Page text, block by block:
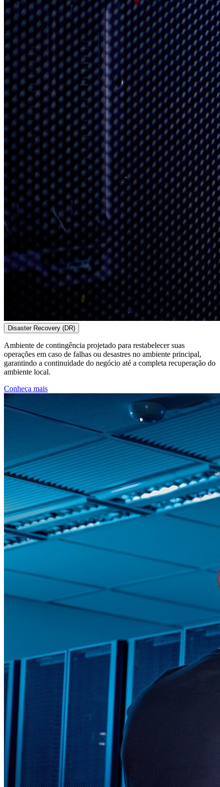
Disaster Recovery (DR)
Ambiente de contingência projetado para restabelecer suas
operações em caso de falhas ou desastres no ambiente principal,
garantindo a continuidade do negócio até a completa recuperação do
ambiente local.
Conheça mais